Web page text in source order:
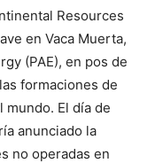
Resources
en Vaca Muerta,
(PAE), en pos de
formaciones de
El día de
anunciado la
no operadas en